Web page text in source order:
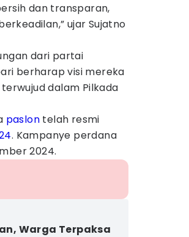
dan transparan,
ujar Sujatno
dari partai
berharap visi mereka
dalam Pilkada
paslon telah resmi
. Kampanye perdana
2024.
Warga Terpaksa